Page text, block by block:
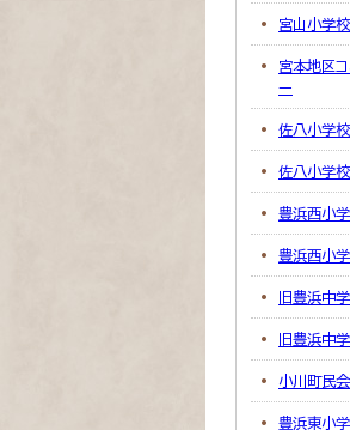
宮山小学
宮本地区コ
ー
佐八小学
佐八小学
豊浜西小
豊浜西小
旧豊浜中
旧豊浜中
小川町民
豊浜東小